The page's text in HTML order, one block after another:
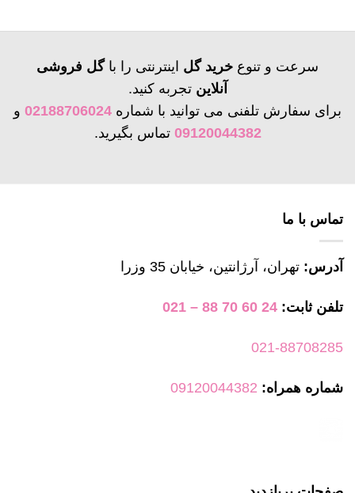
سرعت و تنوع خرید گل اینترنتی را باگل فروشی
آنلاین تجربه کنید.
برای سفارش تلفنی می توانید با شماره 02188706024 و
09120044382 تماس بگیرید.
تماس با ما
آدرس: تهران، آرژانتین، خیابان 35 وزرا
تلفن ثابت: 24 60 70 88 – 021
021-88708285
شماره همراه: 09120044382